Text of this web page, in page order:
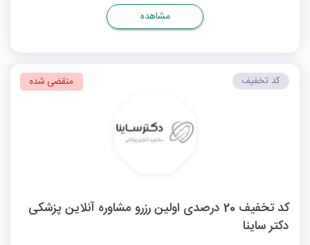
مشاهده
کد تخفیف 20 درصدی اولین رزرو مشاوره آنلاین پزشکی
دکتر ساینا
کد تخفیف منقضی شده